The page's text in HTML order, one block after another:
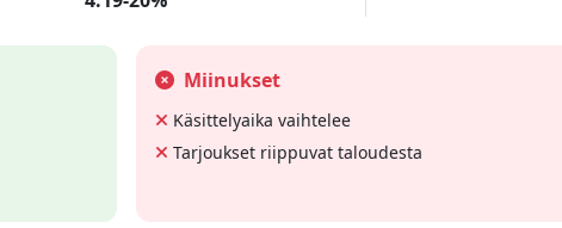
Miinukset
Käsittelyaika vaihtelee
Tarjoukset riippuvat taloudesta